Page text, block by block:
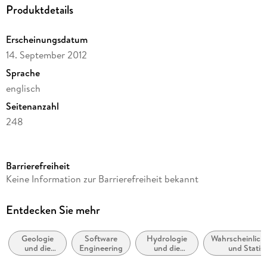
Produktdetails
Erscheinungsdatum
14. September 2012
Sprache
englisch
Seitenanzahl
248
Autor/Autorin
Verlag/Hersteller
Abbildungen
XVIII, 230 p.
Barrierefreiheit
Keine Information zur Barrierefreiheit bekannt
Entdecken Sie mehr
Geologie
und die
Lithosphäre
Software
Engineering
Hydrologie
und die
Hydrosphäre
und